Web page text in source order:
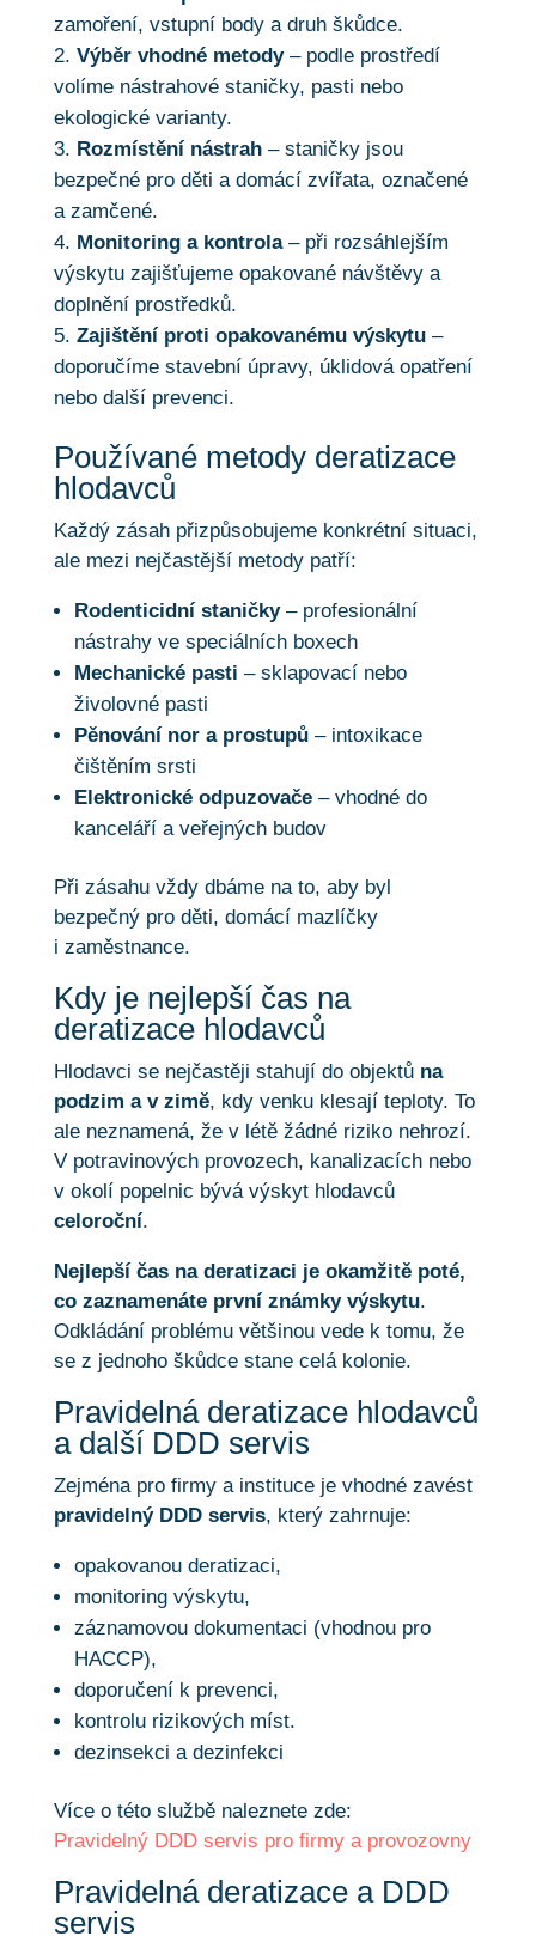
zamoření, vstupní body a druh škůdce.
Výběr vhodné metody– podle prostředí
volíme nástrahové staničky, pasti nebo
ekologické varianty.
Rozmístění nástrah– staničky jsou
bezpečné pro děti a domácí zvířata, označené
a zamčené.
Monitoring a kontrola– při rozsáhlejším
výskytu zajišťujeme opakované návštěvy a
doplnění prostředků.
Zajištění proti opakovanému výskytu–
doporučíme stavební úpravy, úklidová opatření
nebo další prevenci.
Používané metody deratizace
hlodavců
Každý zásah přizpůsobujeme konkrétní situaci,
ale mezi nejčastější metody patří:
Rodenticidní staničky– profesionální
nástrahy ve speciálních boxech
Mechanické pasti – sklapovací nebo
živolovné pasti
Pěnování nor a prostupů– intoxikace
čištěním srsti
Elektronické odpuzovače– vhodné do
kanceláří a veřejných budov
Při zásahu vždy dbáme na to, aby byl
bezpečný pro děti, domácí mazlíčky
i zaměstnance.
Kdy je nejlepší čas na
deratizace hlodavců
Hlodavci se nejčastěji stahují do objektů na
podzim a v zimě, kdy venku klesají teploty. To
ale neznamená, že v létě žádné riziko nehrozí.
V potravinových provozech, kanalizacích nebo
v okolí popelnic bývá výskyt hlodavců
celoroční.
Nejlepší čas na deratizaci je okamžitě poté,
co zaznamenáte první známky výskytu.
Odkládání problému většinou vede k tomu, že
se z jednoho škůdce stane celá kolonie.
Pravidelná deratizace hlodavců
a další DDD servis
Zejména pro firmy a instituce je vhodné zavést
pravidelný DDD servis, který zahrnuje:
opakovanou deratizaci,
monitoring výskytu,
záznamovou dokumentaci (vhodnou pro
HACCP),
doporučení k prevenci,
kontrolu rizikových míst.
dezinsekci a dezinfekci
Více o této službě naleznete zde:
Pravidelný DDD servis pro firmy a provozovny
Pravidelná deratizace a DDD
servis